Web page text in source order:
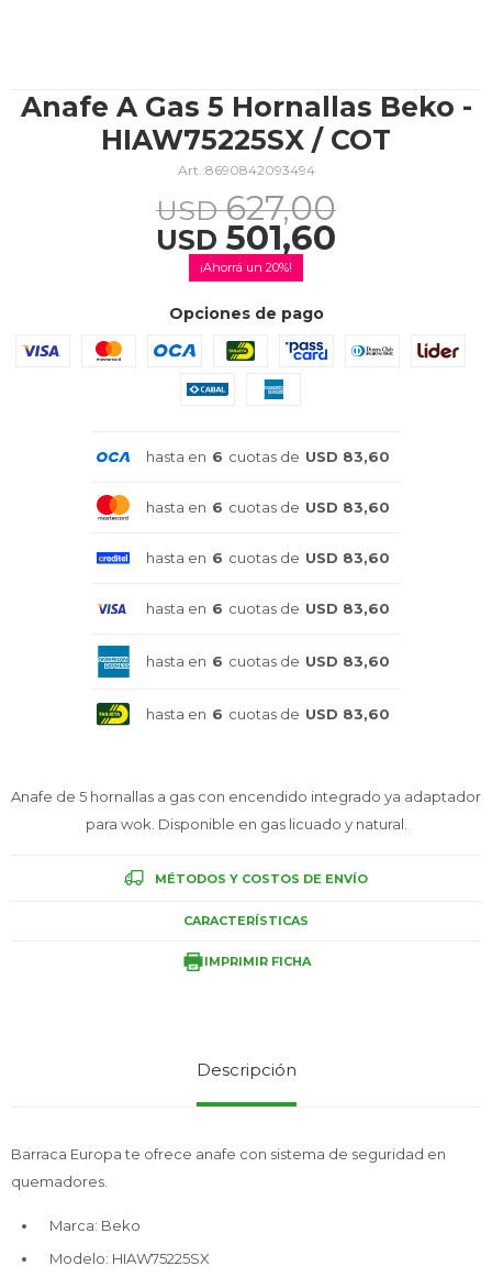
Anafe A Gas 5 Hornallas Beko -
HIAW75225SX / COT
8690842093494
USD 501,60
USD 627,00
20
Opciones de pago
hasta en 6 cuotas de USD 83,60
hasta en 6 cuotas de USD 83,60
hasta en 6 cuotas de USD 83,60
hasta en 6 cuotas de USD 83,60
hasta en 6 cuotas de USD 83,60
hasta en 6 cuotas de USD 83,60
Anafe de 5 hornallas a gas con encendido integrado ya adaptador
para wok. Disponible en gas licuado y natural.
MÉTODOS Y COSTOS DE ENVÍO
CARACTERÍSTICAS
IMPRIMIR FICHA
Descripción
Barraca Europa te ofrece anafe con sistema de seguridad en
quemadores.
Marca: Beko
Modelo: HIAW75225SX
Cuidado personal
Celulares
Atención Personalizada